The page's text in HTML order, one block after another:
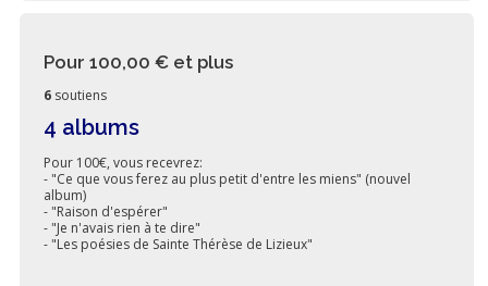
Pour 100,00 € et plus
6 soutiens
4 albums
Pour 100€, vous recevrez:
- "Ce que vous ferez au plus petit d'entre les miens" (nouvel
album)
- "Raison d'espérer"
- "Je n'avais rien à te dire"
- "Les poésies de Sainte Thérèse de Lizieux"